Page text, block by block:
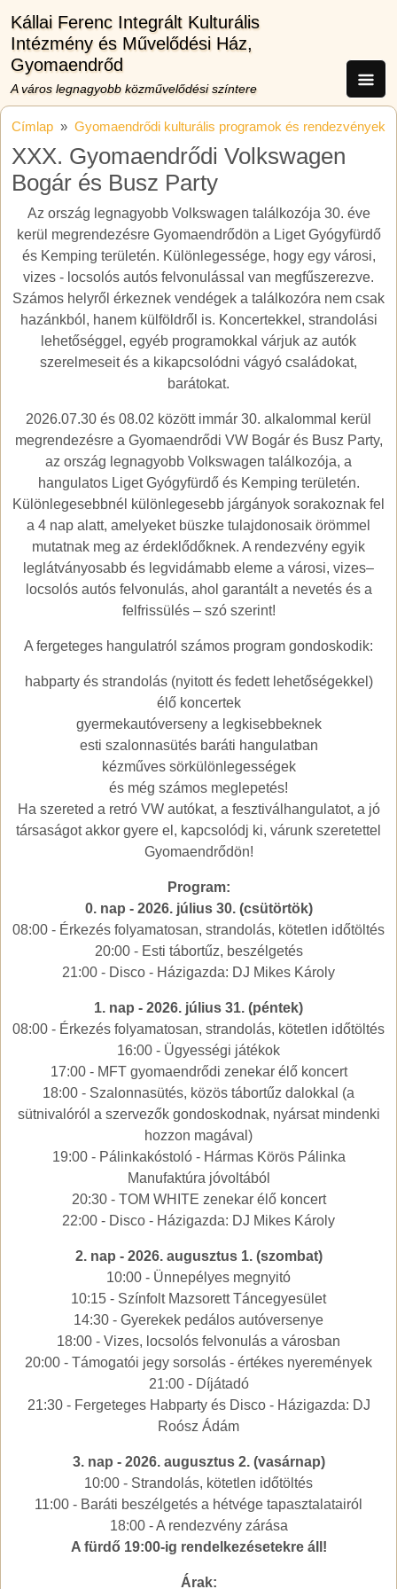
Kállai Ferenc Integrált Kulturális
Intézmény és Művelődési Ház,
Gyomaendrőd
A város legnagyobb közművelődési színtere
Címlap Gyomaendrődi kulturális programok és rendezvények
XXX. Gyomaendrődi Volkswagen
Bogár és Busz Party
Az ország legnagyobb Volkswagen találkozója 30. éve
kerül megrendezésre Gyomaendrődön a Liget Gyógyfürdő
és Kemping területén. Különlegessége, hogy egy városi,
vizes - locsolós autós felvonulással van megfűszerezve.
Számos helyről érkeznek vendégek a találkozóra nem csak
hazánkból, hanem külföldről is. Koncertekkel, strandolási
lehetőséggel, egyéb programokkal várjuk az autók
szerelmeseit és a kikapcsolódni vágyó családokat,
barátokat.
2026.07.30 és 08.02 között immár 30. alkalommal kerül
megrendezésre a Gyomaendrődi VW Bogár és Busz Party,
az ország legnagyobb Volkswagen találkozója, a
hangulatos Liget Gyógyfürdő és Kemping területén.
Különlegesebbnél különlegesebb járgányok sorakoznak fel
a 4 nap alatt, amelyeket büszke tulajdonosaik örömmel
mutatnak meg az érdeklődőknek. A rendezvény egyik
leglátványosabb és legvidámabb eleme a városi, vizes–
locsolós autós felvonulás, ahol garantált a nevetés és a
felfrissülés – szó szerint!
A fergeteges hangulatról számos program gondoskodik:
habparty és strandolás (nyitott és fedett lehetőségekkel)
élő koncertek
gyermekautóverseny a legkisebbeknek
esti szalonnasütés baráti hangulatban
kézműves sörkülönlegességek
és még számos meglepetés!
Ha szereted a retró VW autókat, a fesztiválhangulatot, a jó
társaságot akkor gyere el, kapcsolódj ki, várunk szeretettel
Gyomaendrődön!
Program:
0. nap - 2026. július 30. (csütörtök)
08:00 - Érkezés folyamatosan, strandolás, kötetlen időtöltés
20:00 - Esti tábortűz, beszélgetés
21:00 - Disco - Házigazda: DJ Mikes Károly
1. nap - 2026. július 31. (péntek)
08:00 - Érkezés folyamatosan, strandolás, kötetlen időtöltés
16:00 - Ügyességi játékok
17:00 - MFT gyomaendrődi zenekar élő koncert
18:00 - Szalonnasütés, közös tábortűz dalokkal (a
sütnivalóról a szervezők gondoskodnak, nyársat mindenki
hozzon magával)
19:00 - Pálinkakóstoló - Hármas Körös Pálinka
Manufaktúra jóvoltából
20:30 - TOM WHITE zenekar élő koncert
22:00 - Disco - Házigazda: DJ Mikes Károly
2. nap - 2026. augusztus 1. (szombat)
10:00 - Ünnepélyes megnyitó
10:15 - Színfolt Mazsorett Táncegyesület
14:30 - Gyerekek pedálos autóversenye
18:00 - Vizes, locsolós felvonulás a városban
20:00 - Támogatói jegy sorsolás - értékes nyeremények
21:00 - Díjátadó
21:30 - Fergeteges Habparty és Disco - Házigazda: DJ
Roósz Ádám
3. nap - 2026. augusztus 2. (vasárnap)
10:00 - Strandolás, kötetlen időtöltés
11:00 - Baráti beszélgetés a hétvége tapasztalatairól
18:00 - A rendezvény zárása
A fürdő 19:00-ig rendelkezésetekre áll!
Árak: